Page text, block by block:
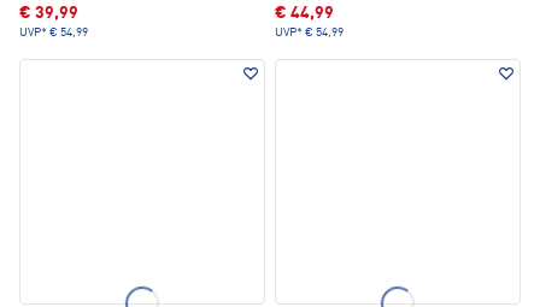
€ 39,99
UVP* € 54,99
€ 44,99
UVP* € 54,99